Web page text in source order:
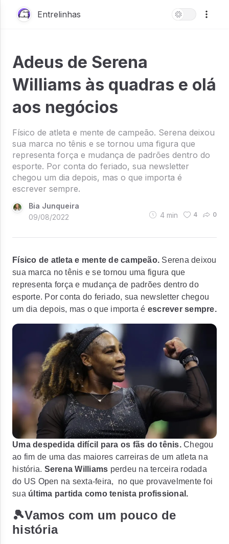
Entrelinhas
Adeus de Serena
Williams às quadras e olá
aos negócios
Físico de atleta e mente de campeão. Serena deixou
sua marca no tênis e se tornou uma figura que
representa força e mudança de padrões dentro do
esporte. Por conta do feriado, sua newsletter
chegou um dia depois, mas o que importa é
escrever sempre.
Bia Junqueira
09/08/2022
4 min 4 0
Físico de atleta e mente de campeão. Serena deixou
sua marca no tênis e se tornou uma figura que
representa força e mudança de padrões dentro do
esporte. Por conta do feriado, sua newsletter chegou
um dia depois, mas o que importa é escrever sempre.
Uma despedida difícil para os fãs do tênis.Chegou
ao fim de uma das maiores carreiras de um atleta na
história. Serena Williams perdeu na terceira rodada
do US Open na sexta-feira, no que provavelmente foi
sua última partida como tenista profissional.
🎾Vamos com um pouco de
história